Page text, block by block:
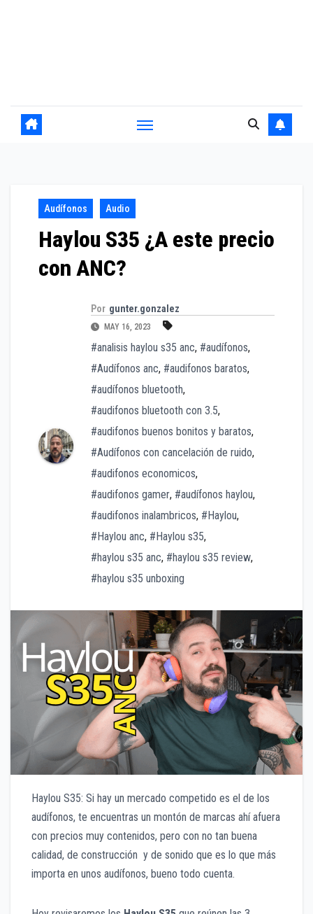
Audífonos Audio
Haylou S35 ¿A este precio
con ANC?
Por gunter.gonzalez
MAY 16, 2023
#analisis haylou s35 anc, #audífonos,
#Audífonos anc, #audifonos baratos,
#audífonos bluetooth,
#audifonos bluetooth con 3.5,
#audifonos buenos bonitos y baratos,
#Audífonos con cancelación de ruido,
#audifonos economicos,
#audifonos gamer, #audífonos haylou,
#audifonos inalambricos, #Haylou,
#Haylou anc, #Haylou s35,
#haylou s35 anc, #haylou s35 review,
#haylou s35 unboxing
Haylou S35: Si hay un mercado competido es el de los
audífonos, te encuentras un montón de marcas ahí afuera
con precios muy contenidos, pero con no tan buena
calidad, de construcción y de sonido que es lo que más
importa en unos audífonos, bueno todo cuenta.